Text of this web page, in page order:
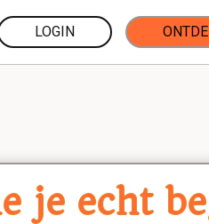
LOGIN
je echt